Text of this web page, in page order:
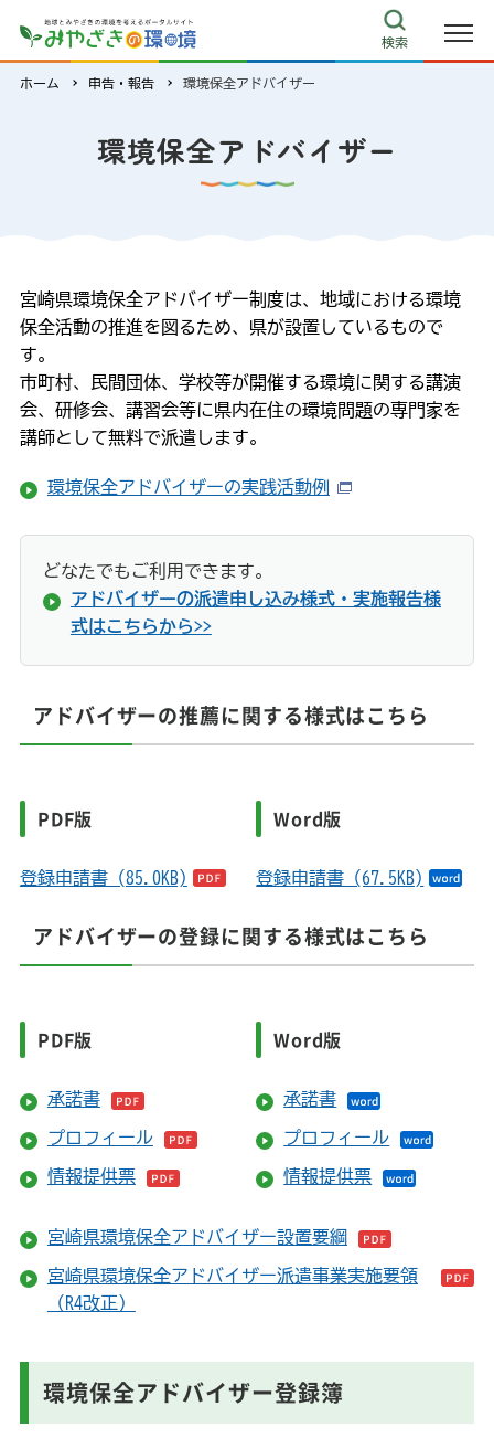
検索
ホーム 申告・報告 環境保全アドバイザー
環境保全アドバイザー
宮崎県環境保全アドバイザー制度は、地域における環境
保全活動の推進を図るため、県が設置しているもので
す。
市町村、民間団体、学校等が開催する環境に関する講演
会、研修会、講習会等に県内在住の環境問題の専門家を
講師として無料で派遣します。
環境保全アドバイザーの実践活動例
どなたでもご利用できます。
アドバイザーの派遣申し込み様式・実施報告様
式はこちらから>>
アドバイザーの推薦に関する様式はこちら
PDF版
登録申請書 (85.0KB)
Word版
登録申請書 (67.5KB)
アドバイザーの登録に関する様式はこちら
PDF版
承諾書
プロフィール
情報提供票
Word版
承諾書
プロフィール
情報提供票
宮崎県環境保全アドバイザー設置要綱
宮崎県環境保全アドバイザー派遣事業実施要領
（R4改正）
環境保全アドバイザー登録簿